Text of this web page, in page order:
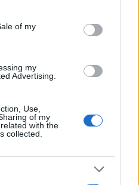
of my
my
Advertising.
Use,
of my
with the
collected.
Chi oggi grida alla
propaganda
sta dicendo,
se esiste un
Che ogni
automaticamente
insostenibile,